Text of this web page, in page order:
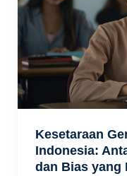
Kesetaraan
Indonesia:
dan Bias yang